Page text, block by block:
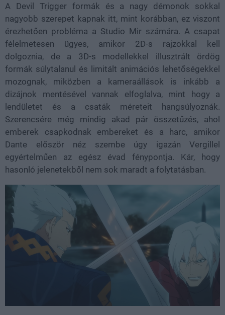
A Devil Trigger formák és a nagy démonok sokkal
nagyobb szerepet kapnak itt, mint korábban, ez viszont
érezhetően probléma a Studio Mir számára. A csapat
félelmetesen ügyes, amikor 2D-s rajzokkal kell
dolgoznia, de a 3D-s modellekkel illusztrált ördög
formák súlytalanul és limitált animációs lehetőségekkel
mozognak, miközben a kameraállások is inkább a
dizájnok mentésével vannak elfoglalva, mint hogy a
lendületet és a csaták méreteit hangsúlyoznák.
Szerencsére még mindig akad pár összetűzés, ahol
emberek csapkodnak embereket és a harc, amikor
Dante először néz szembe úgy igazán Vergillel
egyértelműen az egész évad fénypontja. Kár, hogy
hasonló jelenetekből nem sok maradt a folytatásban.